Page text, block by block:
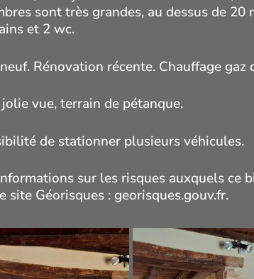
sont très grandes, au dessus de 20
et 2 wc.
Rénovation récente. Chauffage gaz
vue, terrain de pétanque.
de stationner plusieurs véhicules.
sur les risques auxquels ce
site Géorisques : georisques.gouv.fr.